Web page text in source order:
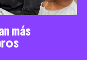
más